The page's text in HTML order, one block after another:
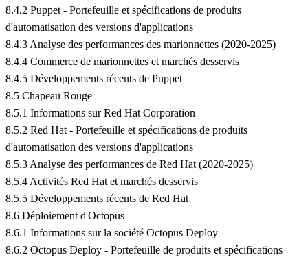
8.4.2 Puppet - Portefeuille et spécifications de produits
d'automatisation des versions d'applications
8.4.3 Analyse des performances des marionnettes (2020-2025)
8.4.4 Commerce de marionnettes et marchés desservis
8.4.5 Développements récents de Puppet
8.5 Chapeau Rouge
8.5.1 Informations sur Red Hat Corporation
8.5.2 Red Hat - Portefeuille et spécifications de produits
d'automatisation des versions d'applications
8.5.3 Analyse des performances de Red Hat (2020-2025)
8.5.4 Activités Red Hat et marchés desservis
8.5.5 Développements récents de Red Hat
8.6 Déploiement d'Octopus
8.6.1 Informations sur la société Octopus Deploy
8.6.2 Octopus Deploy - Portefeuille de produits et spécifications